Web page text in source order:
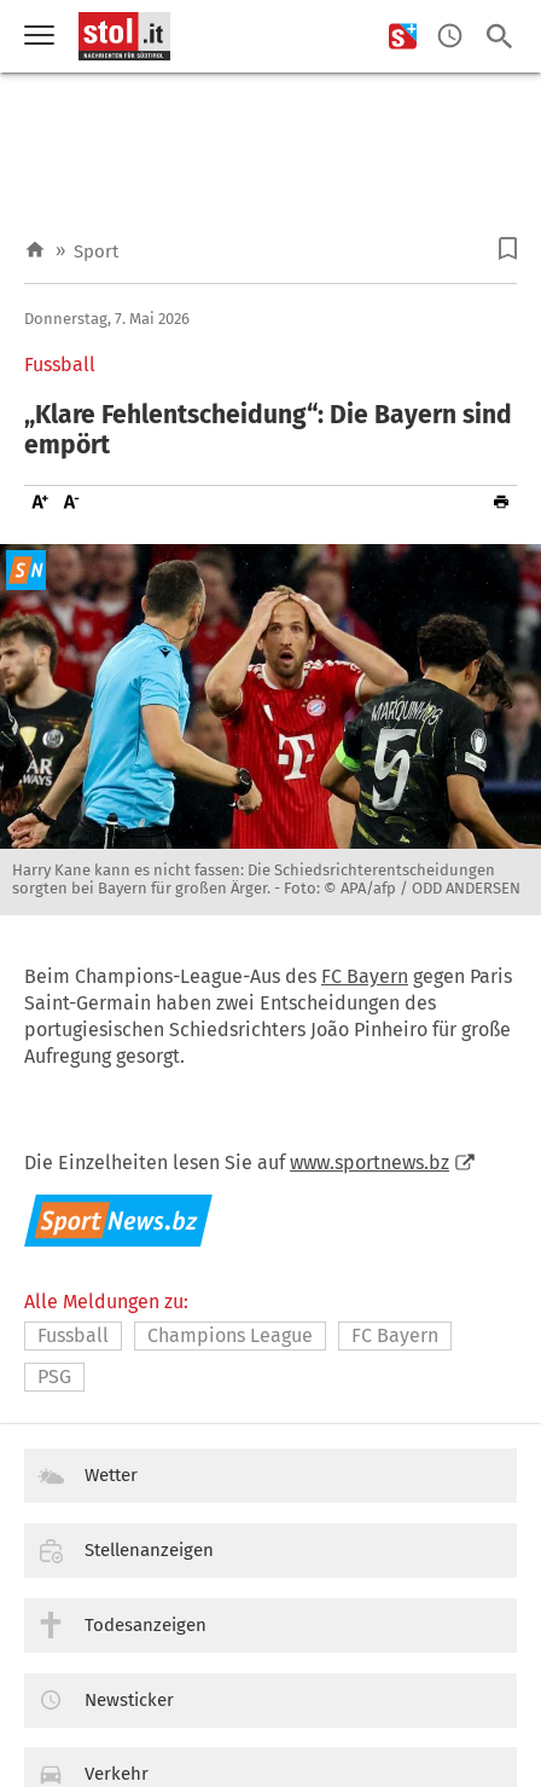
» Sport
Fussball
Donnerstag, 7. Mai 2026
„Klare Fehlentscheidung“: Die Bayern sind
empört
Harry Kane kann es nicht fassen: Die Schiedsrichterentscheidungen
sorgten bei Bayern für großen Ärger. - Foto: © APA/afp / ODD ANDERSEN
Beim Champions-League-Aus des FC Bayern gegen Paris
Saint-Germain haben zwei Entscheidungen des
portugiesischen Schiedsrichters João Pinheiro für große
Aufregung gesorgt.
Die Einzelheiten lesen Sie aufwww.sportnews.bz
Alle Meldungen zu:
Fussball
Champions League
FC Bayern
PSG
Wetter
Stellenanzeigen
Todesanzeigen
Newsticker
Verkehr